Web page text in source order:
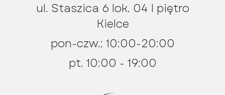
ul. Staszica 6 lok. 04 I piętro
Kielce
pon-czw.: 10:00-20:00
pt. 10:00 - 19:00